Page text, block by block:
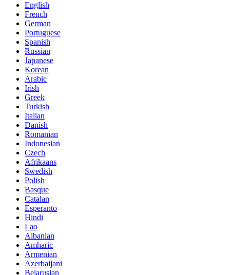
English
French
German
Portuguese
Spanish
Russian
Japanese
Korean
Arabic
Irish
Greek
Turkish
Italian
Danish
Romanian
Indonesian
Czech
Afrikaans
Swedish
Polish
Basque
Catalan
Esperanto
Hindi
Lao
Albanian
Amharic
Armenian
Azerbaijani
Belarusian